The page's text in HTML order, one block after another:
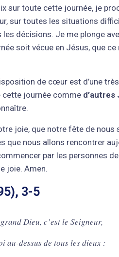
sur toute cette journée, je
sur toutes les situations
les décisions. Je me plonge
soit vécue en Jésus, que
de cœur est d’une
cette journée comme d’autres
joie, que notre fête de
que nous allons rencontrer
par les personnes
joie. Amen.
3-5
Dieu, c’est le Seigneur,
au-dessus de tous les dieux :